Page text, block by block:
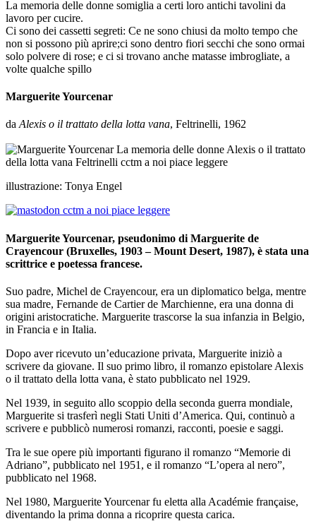
La memoria delle donne somiglia a certi loro antichi tavolini da
lavoro per cucire.
Ci sono dei cassetti segreti: Ce ne sono chiusi da molto tempo che
non si possono più aprire;ci sono dentro fiori secchi che sono ormai
solo polvere di rose; e ci si trovano anche matasse imbrogliate, a
volte qualche spillo
Marguerite Yourcenar
da Alexis o il trattato della lotta vana, Feltrinelli, 1962
illustrazione: Tonya Engel
Marguerite Yourcenar, pseudonimo di Marguerite de
Crayencour (Bruxelles, 1903 – Mount Desert, 1987), è stata una
scrittrice e poetessa francese.
Suo padre, Michel de Crayencour, era un diplomatico belga, mentre
sua madre, Fernande de Cartier de Marchienne, era una donna di
origini aristocratiche. Marguerite trascorse la sua infanzia in Belgio,
in Francia e in Italia.
Dopo aver ricevuto un’educazione privata, Marguerite iniziò a
scrivere da giovane. Il suo primo libro, il romanzo epistolare Alexis
o il trattato della lotta vana, è stato pubblicato nel 1929.
Nel 1939, in seguito allo scoppio della seconda guerra mondiale,
Marguerite si trasferì negli Stati Uniti d’America. Qui, continuò a
scrivere e pubblicò numerosi romanzi, racconti, poesie e saggi.
Tra le sue opere più importanti figurano il romanzo “Memorie di
Adriano”, pubblicato nel 1951, e il romanzo “L’opera al nero”,
pubblicato nel 1968.
Nel 1980, Marguerite Yourcenar fu eletta alla Académie française,
diventando la prima donna a ricoprire questa carica.